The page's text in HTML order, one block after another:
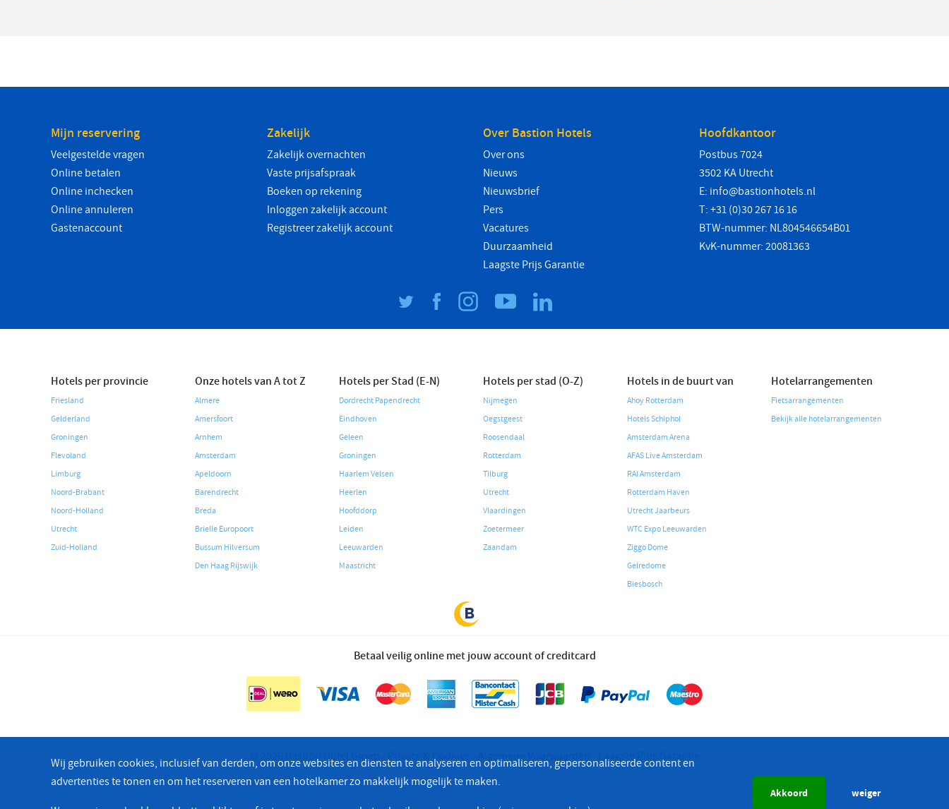
Mijn reservering
Veelgestelde vragen
Online betalen
Online inchecken
Online annuleren
Gastenaccount
Zakelijk
Zakelijk overnachten
Vaste prijsafspraak
Boeken op rekening
Inloggen zakelijk account
Registreer zakelijk account
Over Bastion Hotels
Over ons
Nieuws
Nieuwsbrief
Pers
Vacatures
Duurzaamheid
Laagste Prijs Garantie
Hoofdkantoor
Postbus 7024
3502 KA Utrecht
E: info@bastionhotels.nl
T: +31 (0)30 267 16 16
BTW-nummer: NL804546654B01
KvK-nummer: 20081363
Hotels per provincie
Friesland
Gelderland
Groningen
Flevoland
Limburg
Noord-Brabant
Noord-Holland
Utrecht
Zuid-Holland
Onze hotels van A tot Z
Almere
Amersfoort
Arnhem
Amsterdam
Apeldoorn
Barendrecht
Breda
Brielle Europoort
Bussum Hilversum
Den Haag Rijswijk
Hotels per Stad (E-N)
Dordrecht Papendrecht
Eindhoven
Geleen
Groningen
Haarlem Velsen
Heerlen
Hoofddorp
Leiden
Leeuwarden
Maastricht
Hotels per stad (O-Z)
Nijmegen
Oegstgeest
Roosendaal
Rotterdam
Tilburg
Utrecht
Vlaardingen
Zoetermeer
Zaandam
Hotels in de buurt van
Ahoy Rotterdam
Hotels Schiphol
Amsterdam Arena
AFAS Live Amsterdam
RAI Amsterdam
Rotterdam Haven
Utrecht Jaarbeurs
WTC Expo Leeuwarden
Ziggo Dome
Gelredome
Biesbosch
Hotelarrangementen
Fietsarrangementen
Bekijk alle hotelarrangementen
Betaal veilig online met jouw account of creditcard
© 2026 Bastion Hotel Groep Privacy & Cookies Algemene Voorwaarden Laagste Prijs Garantie
Wij gebruiken cookies, inclusief van derden, om onze websites en diensten te analyseren en optimaliseren, gepersonaliseerde content en
advertenties te tonen en om het reserveren van een hotelkamer zo makkelijk mogelijk te maken.
Akkoord weiger